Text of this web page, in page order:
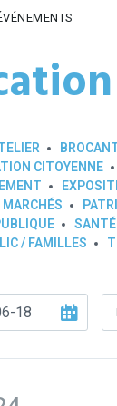
CITOYENNE
MARCHÉS
SANTÉ
/ FAMILLES